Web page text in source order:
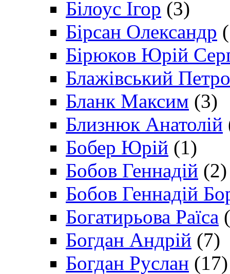
Білоус Ігор (3)
Бірсан Олександр
Бірюков Юрій
Блажівський Петро
Бланк Максим (3)
Близнюк Анатолій
Бобер Юрій (1)
Бобов Геннадій (2)
Бобов Геннадій
Богатирьова Раїса
Богдан Андрій (7)
Богдан Руслан (17)